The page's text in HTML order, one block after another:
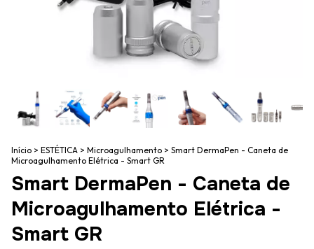
Início > ESTÉTICA > Microagulhamento > Smart DermaPen - Caneta de
Microagulhamento Elétrica - Smart GR
Smart DermaPen - Caneta de
Microagulhamento Elétrica -
Smart GR